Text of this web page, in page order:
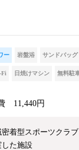
ー 岩盤浴 サンドバッグ
Fi 日焼けマシン 無料駐
11,440円
密着型スポーツクラブ
した施設